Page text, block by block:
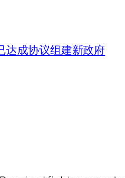
达成协议组建新政府